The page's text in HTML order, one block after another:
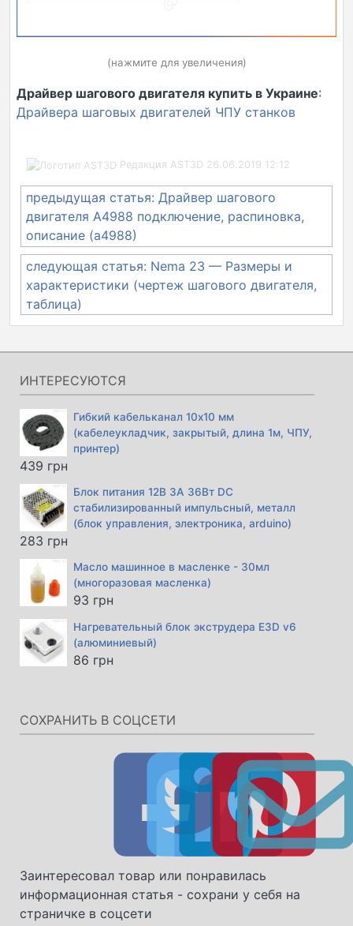
(нажмите для увеличения)
Драйвер шагового двигателя купить в Украине:
Драйвера шаговых двигателей ЧПУ станков
Редакция AST3D 26.06.2019 12:12
Навигация
по
записям
предыдущая статья: Драйвер шагового
двигателя A4988 подключение, распиновка,
описание (а4988)
следующая статья: Nema 23 — Размеры и
характеристики (чертеж шагового двигателя,
таблица)
ИНТЕРЕСУЮТСЯ
Гибкий кабельканал 10х10 мм
(кабелеукладчик, закрытый, длина 1м, ЧПУ,
принтер)
439 грн
Блок питания 12В 3А 36Вт DC
стабилизированный импульсный, металл
(блок управления, электроника, arduino)
283 грн
Масло машинное в масленке - 30мл
(многоразовая масленка)
93 грн
Нагревательный блок экструдера E3D v6
(алюминиевый)
86 грн
СОХРАНИТЬ В СОЦСЕТИ
Заинтересовал товар или понравилась
информационная статья - сохрани у себя на
страничке в соцсети